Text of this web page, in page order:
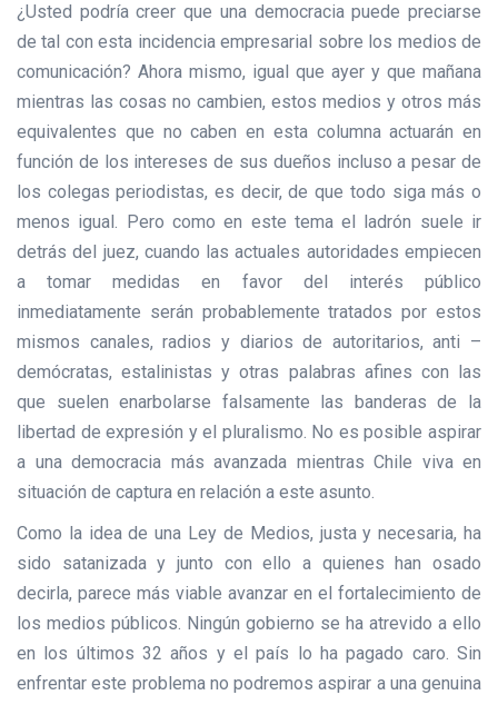
¿Usted podría creer que una democracia puede preciarse
de tal con esta incidencia empresarial sobre los medios de
comunicación? Ahora mismo, igual que ayer y que mañana
mientras las cosas no cambien, estos medios y otros más
equivalentes que no caben en esta columna actuarán en
función de los intereses de sus dueños incluso a pesar de
los colegas periodistas, es decir, de que todo siga más o
menos igual. Pero como en este tema el ladrón suele ir
detrás del juez, cuando las actuales autoridades empiecen
a tomar medidas en favor del interés público
inmediatamente serán probablemente tratados por estos
mismos canales, radios y diarios de autoritarios, anti –
demócratas, estalinistas y otras palabras afines con las
que suelen enarbolarse falsamente las banderas de la
libertad de expresión y el pluralismo. No es posible aspirar
a una democracia más avanzada mientras Chile viva en
situación de captura en relación a este asunto.
Como la idea de una Ley de Medios, justa y necesaria, ha
sido satanizada y junto con ello a quienes han osado
decirla, parece más viable avanzar en el fortalecimiento de
los medios públicos. Ningún gobierno se ha atrevido a ello
en los últimos 32 años y el país lo ha pagado caro. Sin
enfrentar este problema no podremos aspirar a una genuina